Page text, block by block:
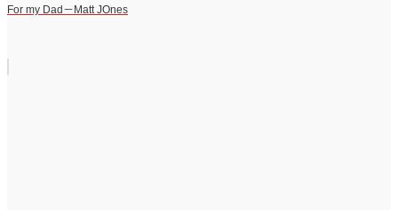
For my Dad－Matt JOnes